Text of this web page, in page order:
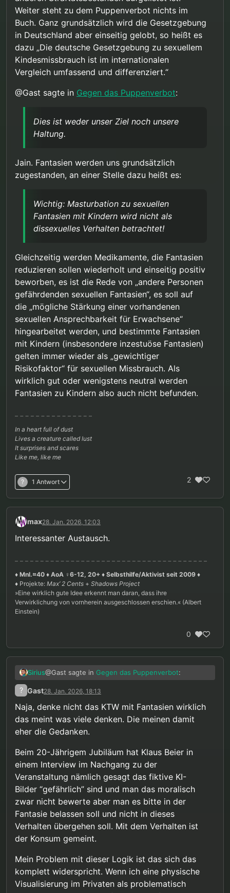
Weiter steht zu dem Puppenverbot nichts im
Buch. Ganz grundsätzlich wird die Gesetzgebung
in Deutschland aber einseitig gelobt, so heißt es
dazu „Die deutsche Gesetzgebung zu sexuellem
Kindesmissbrauch ist im internationalen
Vergleich umfassend und differenziert.“
@Gast sagte in Gegen das Puppenverbot:
Dies ist weder unser Ziel noch unsere
Haltung.
Jain. Fantasien werden uns grundsätzlich
zugestanden, an einer Stelle dazu heißt es:
Wichtig: Masturbation zu sexuellen
Fantasien mit Kindern wird nicht als
dissexuelles Verhalten betrachtet!
Gleichzeitig werden Medikamente, die Fantasien
reduzieren sollen wiederholt und einseitig positiv
beworben, es ist die Rede von „andere Personen
gefährdenden sexuellen Fantasien“, es soll auf
die „mögliche Stärkung einer vorhandenen
sexuellen Ansprechbarkeit für Erwachsene“
hingearbeitet werden, und bestimmte Fantasien
mit Kindern (insbesondere inzestuöse Fantasien)
gelten immer wieder als „gewichtiger
Risikofaktor“ für sexuellen Missbrauch. Als
wirklich gut oder wenigstens neutral werden
Fantasien zu Kindern also auch nicht befunden.
In a heart full of dust
Lives a creature called lust
It surprises and scares
Like me, like me
? 1 Antwort 2
max28. Jan. 2026, 12:03
Interessanter Austausch.
♦ Mnl.≈40 ♦ AoA ♀6-12, 20+ ♦ Selbsthilfe/Aktivist seit 2009 ♦
♦ Projekte: Max’ 2 Cents + Shadows Project
»Eine wirklich gute Idee erkennt man daran, dass ihre
Verwirklichung von vornherein ausgeschlossen erschien.« (Albert
Einstein)
0
Sirius@Gast sagte in Gegen das Puppenverbot:
suchen wollen – nicht über Rechtspolitik,
sondern über Ihre persönliche Situation –,
steht Ihnen unser Angebot offen.
Übersetzung: sei ruhig und geh endlich in
Therapie
Haltung von KTW zu dem Puppenverbot, wenn sie
mit der des Gesetzgebers nicht übereinstimmt? Ist
das Verbot „kritisierbar“ oder nicht? Irgendwie
werde ich aus dem Antworten nicht schlau: er
beschwert sich, dass ihm unterstellt wird die
Haltung des Gesetzgebers zu teilen, distanziert
sich aber auch nicht klar davon.
Dabei habe ich ihm das noch nicht einmal
unterstellt, wenn man die Passage mal genauer
liest, sondern lediglich dargestellt, wie es im Buch
ist: dass dieser eine grammatikalisch fragwürdige
Satz als Begründung für das Puppenverbot in einer
langen Tabelle neben anderen Straftatsbeständen
aufgelistet ist. Weiter steht zu dem Puppenverbot
nichts im Buch. Ganz grundsätzlich wird die
Gesetzgebung in Deutschland aber einseitig
gelobt, so heißt es dazu „Die deutsche
Gesetzgebung zu sexuellem Kindesmissbrauch ist
im internationalen Vergleich umfassend und
differenziert.“
@Gast sagte inGegen das Puppenverbot:
Dies ist weder unser Ziel noch unsere
Haltung.
Jain. Fantasien werden uns grundsätzlich
zugestanden, an einer Stelle dazu heißt es:
Fantasien mit Kindern wird nicht als
dissexuelles Verhalten betrachtet!
Gleichzeitig werden Medikamente, die Fantasien
reduzieren sollen wiederholt und einseitig positiv
beworben, es ist die Rede von „andere Personen
? Gast28. Jan. 2026, 18:13
Naja, denke nicht das KTW mit Fantasien wirklich
das meint was viele denken. Die meinen damit
eher die Gedanken.
Beim 20-Jährigem Jubiläum hat Klaus Beier in
einem Interview im Nachgang zu der
Veranstaltung nämlich gesagt das fiktive KI-
Bilder “gefährlich” sind und man das moralisch
zwar nicht bewerte aber man es bitte in der
Fantasie belassen soll und nicht in dieses
Verhalten übergehen soll. Mit dem Verhalten ist
der Konsum gemeint.
Mein Problem mit dieser Logik ist das sich das
komplett widerspricht. Wenn ich eine physische
Visualisierung im Privaten als problematisch